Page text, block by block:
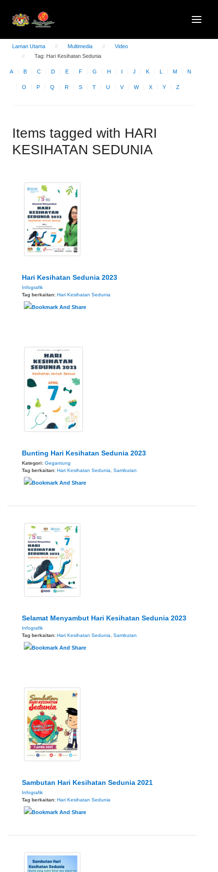
Laman Utama Multimedia
Video
Tag: Hari Kesihatan Sedunia
A B C D E F G H I J K L M N
O P Q R S T U V W X Y Z
Items tagged with HARI
KESIHATAN SEDUNIA
Hari Kesihatan Sedunia 2023
Infografik
Tag berkaitan: Hari Kesihatan Sedunia
Bunting Hari Kesihatan Sedunia 2023
Kategori: Gegantung
Tag berkaitan: Hari Kesihatan Sedunia Sambutan
Selamat Menyambut Hari Kesihatan Sedunia 2023
Infografik
Tag berkaitan: Hari Kesihatan Sedunia Sambutan
Sambutan Hari Kesihatan Sedunia 2021
Infografik
Tag berkaitan: Hari Kesihatan Sedunia